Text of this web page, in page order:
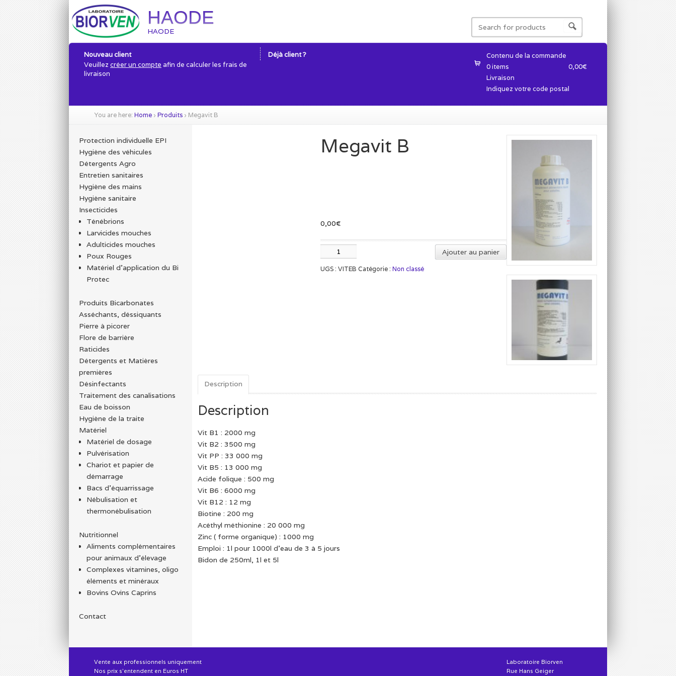
HAODE
HAODE
Déjà client ?
Nouveau client
Veuillez créer un compte afin de calculer les frais de
livraison
Contenu de la commande
0 items
0,00€
Livraison
Indiquez votre code postal
You are here: Home › Produits › Megavit B
Megavit B
0,00€
quantité
de
Megavit
Ajouter au panier
UGS : VITEB Catégorie : Non classé
Description
Description
Vit B1 : 2000 mg
Vit B2 : 3500 mg
Vit PP : 33 000 mg
Vit B5 : 13 000 mg
Acide folique : 500 mg
Vit B6 : 6000 mg
Vit B12 : 12 mg
Biotine : 200 mg
Acéthyl méthionine : 20 000 mg
Zinc ( forme organique) : 1000 mg
Emploi : 1l pour 1000l d’eau de 3 à 5 jours
Bidon de 250ml, 1l et 5l
Protection individuelle EPI
Hygiène des véhicules
Détergents Agro
Entretien sanitaires
Hygiène des mains
Hygiène sanitaire
Insecticides
Ténébrions
Larvicides mouches
Adulticides mouches
Poux Rouges
Matériel d’application du Bi
Protec
Produits Bicarbonates
Asséchants, déssiquants
Pierre à picorer
Flore de barrière
Raticides
Détergents et Matières
premières
Désinfectants
Traitement des canalisations
Eau de boisson
Hygiène de la traite
Matériel
Matériel de dosage
Pulvérisation
Chariot et papier de
démarrage
Bacs d'équarrissage
Nébulisation et
thermonébulisation
Nutritionnel
Aliments complémentaires
pour animaux d'élevage
Complexes vitamines, oligo
éléments et minéraux
Bovins Ovins Caprins
Contact
Vente aux professionnels uniquement
Nos prix s'entendent en Euros HT
Laboratoire Biorven
Rue Hans Geiger